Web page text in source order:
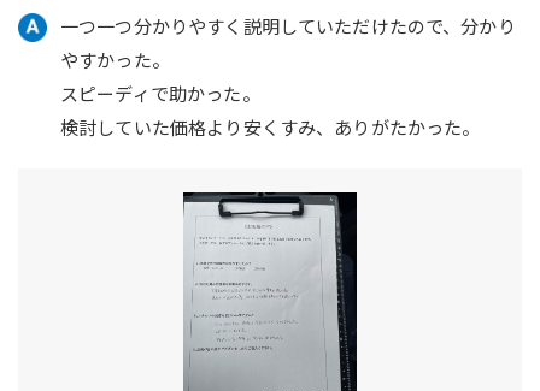
一つ一つ分かりやすく説明していただけたので、分かり
やすかった。
スピーディで助かった。
検討していた価格より安くすみ、ありがたかった。